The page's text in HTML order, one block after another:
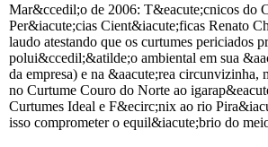
Mar&ccedil;o de 2006: T&eacute;cnicos do
Per&iacute;cias Cient&iacute;ficas Renato
laudo atestando que os curtumes periciados
polui&ccedil;&atilde;o ambiental em sua
da empresa) e na &aacute;rea circunvizinha,
no Curtume Couro do Norte ao
Curtumes Ideal e F&ecirc;nix ao rio
isso comprometer o equil&iacute;brio do